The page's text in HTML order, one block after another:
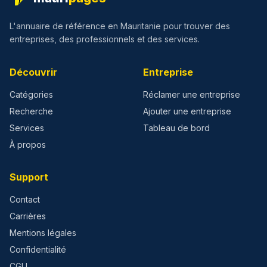
L'annuaire de référence en Mauritanie pour trouver des
entreprises, des professionnels et des services.
Découvrir
Catégories
Recherche
Services
À propos
Entreprise
Réclamer une entreprise
Ajouter une entreprise
Tableau de bord
Support
Contact
Carrières
Mentions légales
Confidentialité